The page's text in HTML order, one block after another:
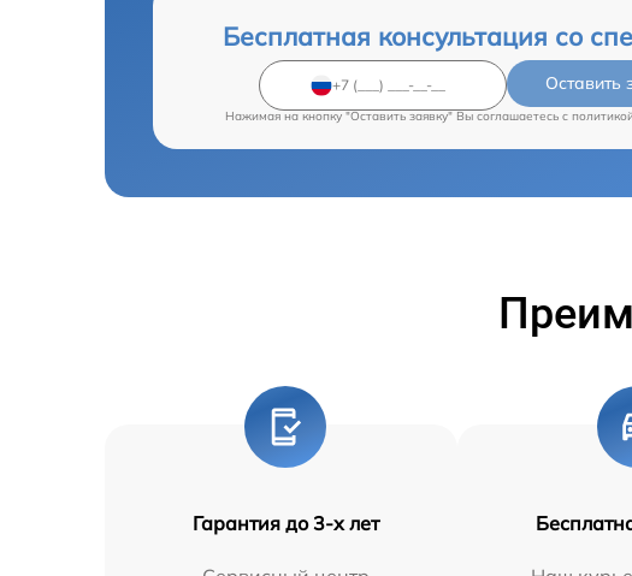
Бесплатная консультация со
Оставить
Нажимая на кнопку "Оставить заявку" Вы соглашаетесь c
Гарантия до 3-х лет